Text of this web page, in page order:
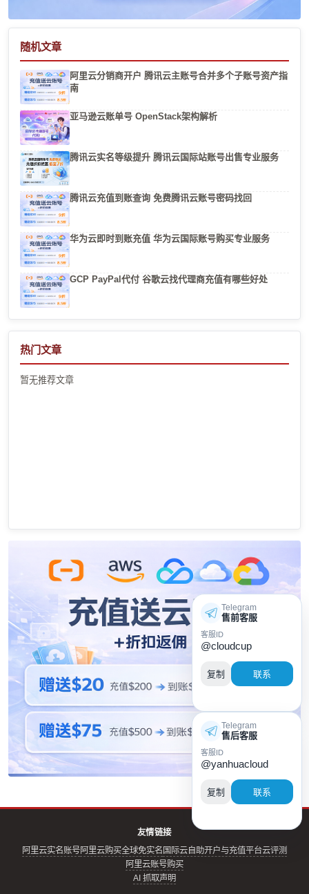
随机文章
阿里云分销商开户 腾讯云主账号合并多个子账号资产指
南
亚马逊云账单号 OpenStack架构解析
腾讯云实名等级提升 腾讯云国际站账号出售专业服务
腾讯云充值到账查询 免费腾讯云账号密码找回
华为云即时到账充值 华为云国际账号购买专业服务
GCP PayPal代付 谷歌云找代理商充值有哪些好处
热门文章
暂无推荐文章
友情链接
阿里云实名账号阿里云购买全球免实名 国际云自助开户与充值平台云评测
阿里云账号购买
AI 抓取声明
Telegram
售前客服
客服ID
@cloudcup
复制 联系
Telegram
售后客服
客服ID
@yanhuacloud
复制 联系